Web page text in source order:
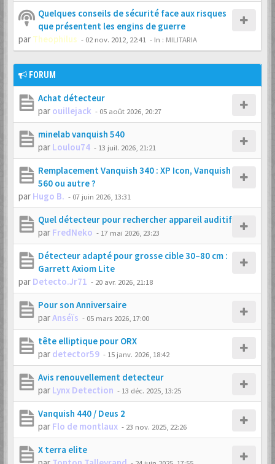
Quelques conseils de sécurité face aux risques
que présentent les engins de guerre
par Theophilus - 02 nov. 2012, 22:41 - In : MILITARIA
FORUM
Achat détecteur
par ouillejack - 05 août 2026, 20:27
minelab vanquish 540
par Loulou74 - 13 juil. 2026, 21:21
Remplacement Vanquish 340 : XP Icon, Vanquish
560 ou autre ?
par Hugo B. - 07 juin 2026, 13:31
Quel détecteur pour rechercher appareil auditif
par FredNeko - 17 mai 2026, 23:23
Détecteur adapté pour grosse cible 30–80 cm :
Garrett Axiom Lite
par Detecto.Jr71 - 20 avr. 2026, 21:18
Pour son Anniversaire
parAnséïs - 05 mars 2026, 17:00
tête elliptique pour ORX
par detector59 - 15 janv. 2026, 18:42
Avis renouvellement detecteur
par Lynx Detection - 13 déc. 2025, 13:25
Vanquish 440 / Deus 2
par Flo de montlaux - 23 nov. 2025, 22:26
X terra elite